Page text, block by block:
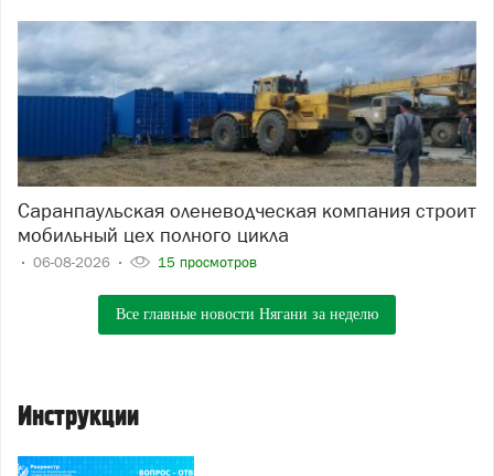
Саранпаульская оленеводческая компания строит
мобильный цех полного цикла
06-08-2026 15 просмотров
Все главные новости Нягани за неделю
Инструкции